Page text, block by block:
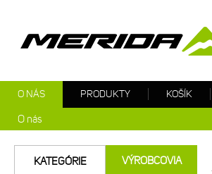
KATEGÓRIE VÝROBCOVIA
O NÁS
O nás
PRODUKTY KOŠÍK